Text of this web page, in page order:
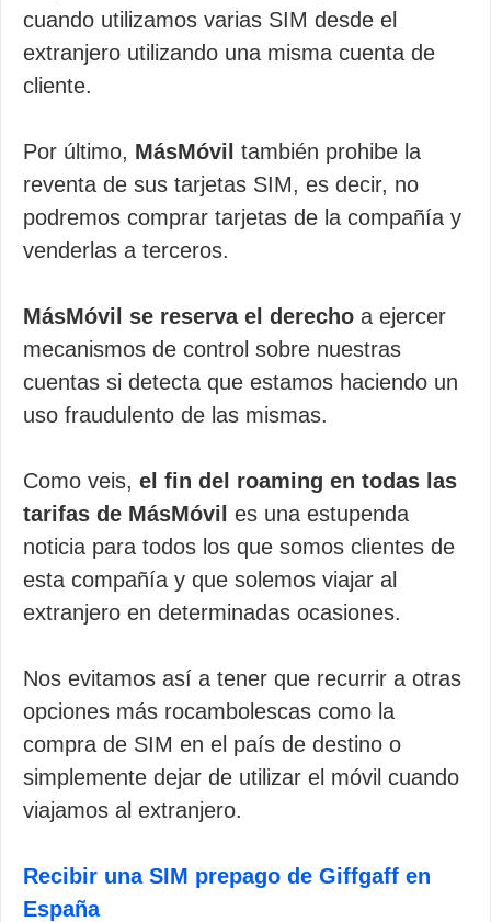
cuando utilizamos varias SIM desde el
extranjero utilizando una misma cuenta de
cliente.
Por último, MásMóvil también prohibe la
reventa de sus tarjetas SIM, es decir, no
podremos comprar tarjetas de la compañía y
venderlas a terceros.
MásMóvil se reserva el derecho a ejercer
mecanismos de control sobre nuestras
cuentas si detecta que estamos haciendo un
uso fraudulento de las mismas.
Como veis, el fin del roaming en todas las
tarifas de MásMóvil es una estupenda
noticia para todos los que somos clientes de
esta compañía y que solemos viajar al
extranjero en determinadas ocasiones.
Nos evitamos así a tener que recurrir a otras
opciones más rocambolescas como la
compra de SIM en el país de destino o
simplemente dejar de utilizar el móvil cuando
viajamos al extranjero.
Recibir una SIM prepago de Giffgaff en
España